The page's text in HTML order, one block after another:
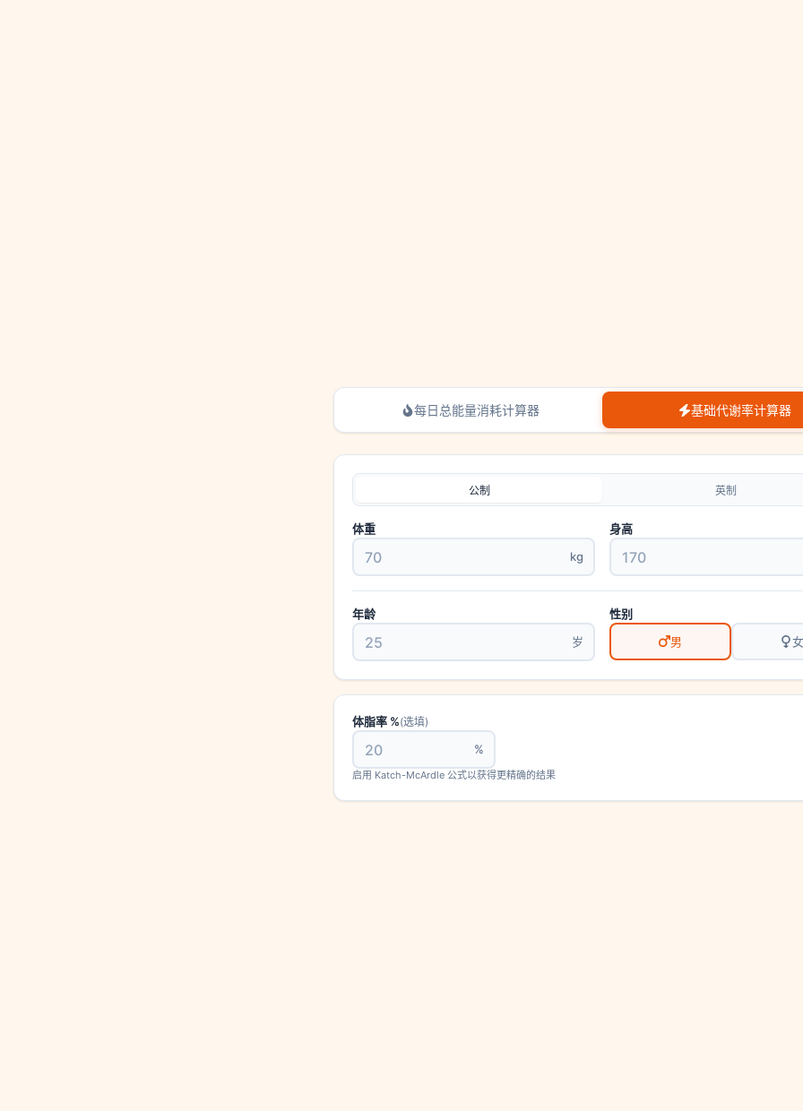
每日总能量消耗计算器 基础代谢率计算器
公制 英制
体重
kg
身高
年龄
岁
性别
男
女
体脂率 %(选填)
%
启用 Katch-McArdle 公式以获得更精确的结果